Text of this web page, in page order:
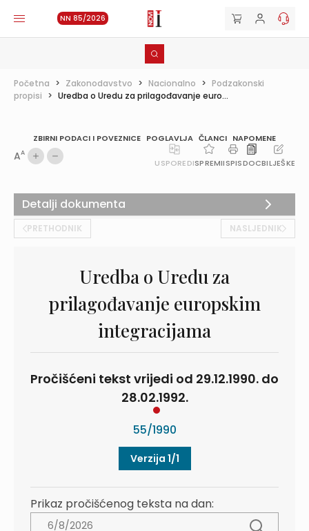
NN 85/2026
Početna > Zakonodavstvo > Nacionalno > Podzakonski
propisi > Uredba o Uredu za prilagođavanje euro...
ZBIRNI PODACI I POVEZNICE POGLAVLJA ČLANCI NAPOMENE
AA
USPOREDISPREMIISPISDOCBILJEŠKE
PRETHODNIK NASLJEDNIK
Uredba o Uredu za
prilagođavanje europskim
integracijama
Pročišćeni tekst vrijedi od 29.12.1990. do
28.02.1992.
55/1990
Verzija 1/1
Prikaz pročišćenog teksta na dan:
Detalji dokumenta